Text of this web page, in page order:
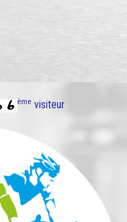
ème visiteur